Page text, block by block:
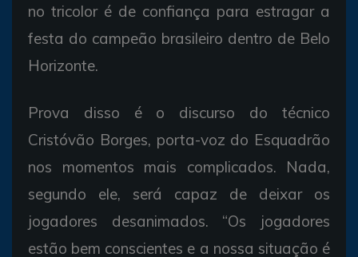
no tricolor é de confiança para estragar a
festa do campeão brasileiro dentro de Belo
Horizonte.
Prova disso é o discurso do técnico
Cristóvão Borges, porta-voz do Esquadrão
nos momentos mais complicados. Nada,
segundo ele, será capaz de deixar os
jogadores desanimados. “Os jogadores
estão bem conscientes e a nossa situação é